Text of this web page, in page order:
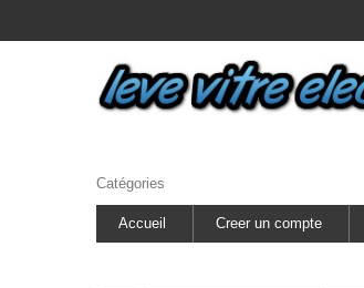
Catégories
Accueil Creer un compte